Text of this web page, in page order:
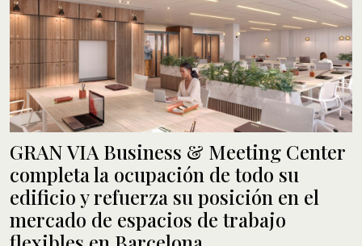
GRAN VIA Business & Meeting Center
completa la ocupación de todo su
edificio y refuerza su posición en el
mercado de espacios de trabajo